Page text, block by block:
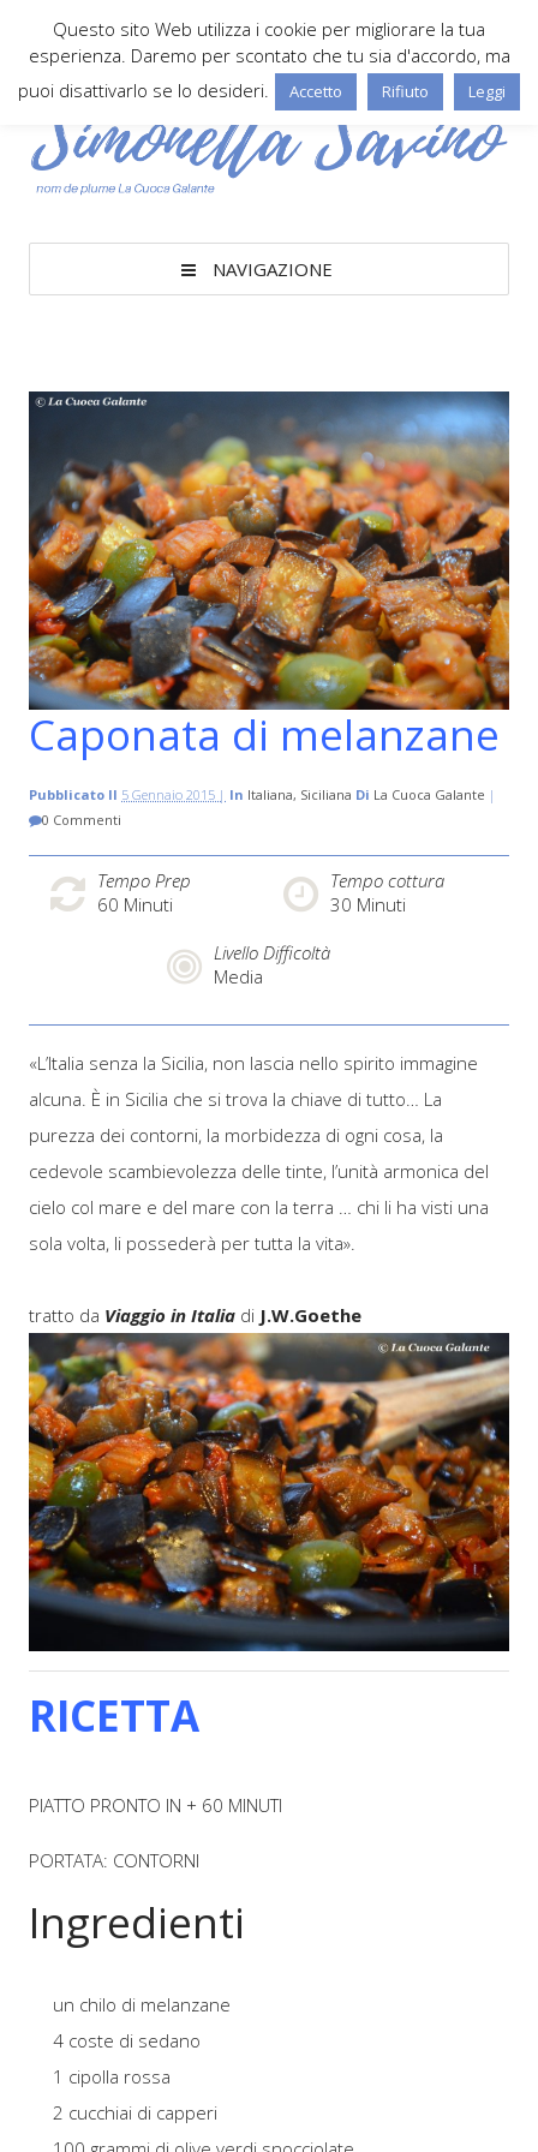
NAVIGAZIONE
Caponata di melanzane
Pubblicato Il 5 Gennaio 2015 | In Italiana Siciliana Di La Cuoca Galante |
0 Commenti
Tempo Prep
60 Minuti
Tempo cottura
30 Minuti
Livello Difficoltà
Media
«L’Italia senza la Sicilia, non lascia nello spirito immagine
alcuna. È in Sicilia che si trova la chiave di tutto… La
purezza dei contorni, la morbidezza di ogni cosa, la
cedevole scambievolezza delle tinte, l’unità armonica del
cielo col mare e del mare con la terra … chi li ha visti una
sola volta, li possederà per tutta la vita».
tratto da Viaggio in Italia di J.W.Goethe
RICETTA
PIATTO PRONTO IN + 60 MINUTI
PORTATA: CONTORNI
Ingredienti
un chilo di melanzane
4 coste di sedano
1 cipolla rossa
2 cucchiai di capperi
Questo sito Web utilizza i cookie per migliorare la tua
esperienza. Daremo per scontato che tu sia d'accordo, ma
puoi disattivarlo se lo desideri.
Accetto Rifiuto Leggi